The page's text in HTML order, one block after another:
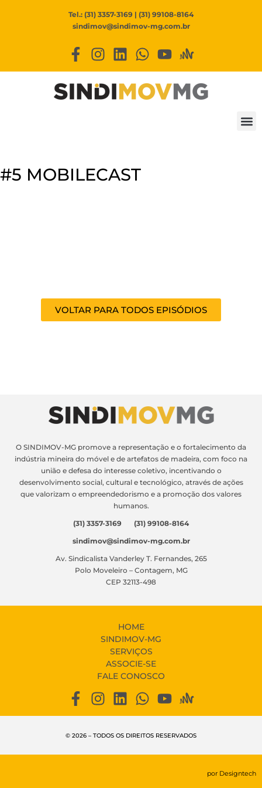
Tel.: (31) 3357-3169 | (31) 99108-8164
sindimov@sindimov-mg.com.br
#5 MOBILECAST
VOLTAR PARA TODOS EPISÓDIOS
O SINDIMOV-MG promove a representação e o fortalecimento da
indústria mineira do móvel e de artefatos de madeira, com foco na
união e defesa do interesse coletivo, incentivando o
desenvolvimento social, cultural e tecnológico, através de ações
que valorizam o empreendedorismo e a promoção dos valores
humanos.
(31) 3357-3169 (31) 99108-8164
sindimov@sindimov-mg.com.br
Av. Sindicalista Vanderley T. Fernandes, 265
Polo Moveleiro – Contagem, MG
CEP 32113-498
HOME
SINDIMOV-MG
SERVIÇOS
ASSOCIE-SE
FALE CONOSCO
© 2026 – TODOS OS DIREITOS RESERVADOS
por Designtech